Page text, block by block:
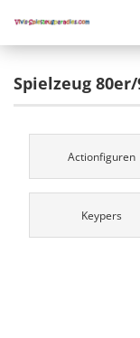
Spielzeug
Actionfiguren
Keypers